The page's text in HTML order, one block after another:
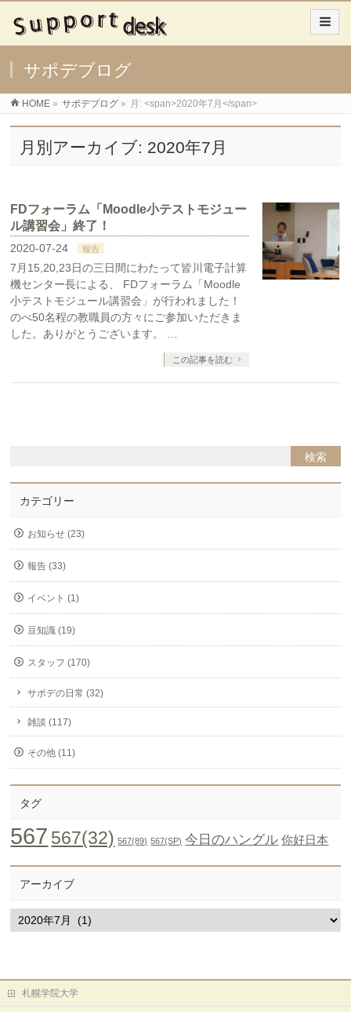
サポデブログ
HOME » サポデブログ » 月: <span>2020年7月</span>
月別アーカイブ: 2020年7月
FDフォーラム「Moodle小テストモジュー
ル講習会」終了！
2020-07-24 報告
7月15,20,23日の三日間にわたって皆川電子計算
機センター長による、 FDフォーラム「Moodle
小テストモジュール講習会」が行われました！
のべ50名程の教職員の方々にご参加いただきま
した。ありがとうございます。 …
この記事を読む
カテゴリー
お知らせ (23)
報告 (33)
イベント (1)
豆知識 (19)
スタッフ (170)
サポデの日常 (32)
雑談 (117)
その他 (11)
タグ
567 567(32) 567(89) 567(SP) 今日のハングル 你好日本
アーカイブ
ア
ー
札幌学院大学